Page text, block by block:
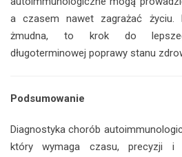
a czasem nawet zagrażać życiu.
żmudna, to krok do
długoterminowej poprawy stanu
Podsumowanie
Diagnostyka chorób
który wymaga czasu, precyzji i